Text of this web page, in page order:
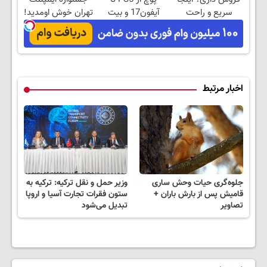
سریع و راحت
بفروش
آیفون17 و بیت
کوین 🔥
تهران خوش اومدید!
| فقط ۲۵ میلیون !
اخبار مرتبط
جلوه‌گری حیات وحش ساری
قامیش پس از بارش‌ باران +
تصاویر
وزیر حمل و نقل ترکیه: ترکیه به
ستون فقرات تجارت آسیا و اروپا
تبدیل می‌شود